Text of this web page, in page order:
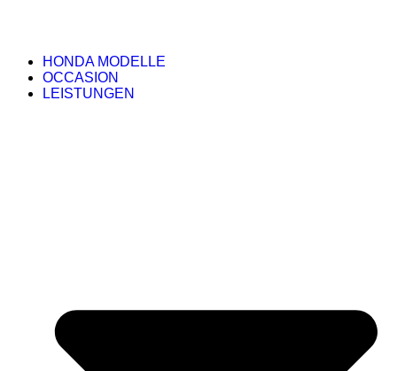
HONDA MODELLE
OCCASION
LEISTUNGEN